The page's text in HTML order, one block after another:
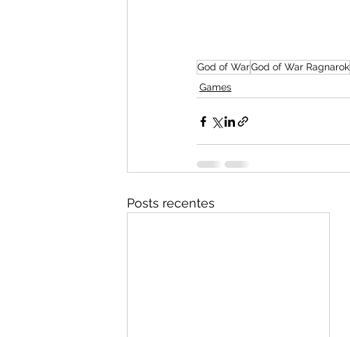
God of WarGod of War Ragnarok
Games
Posts recentes